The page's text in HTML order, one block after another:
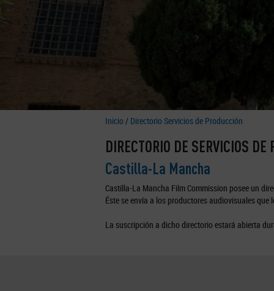
Inicio / Directorio Servicios de Producción
DIRECTORIO DE SERVICIOS DE
Castilla-La Mancha
Castilla-La Mancha Film Commission posee un
Éste se envía a los productores audiovisuales que
La suscripción a dicho directorio estará abierta